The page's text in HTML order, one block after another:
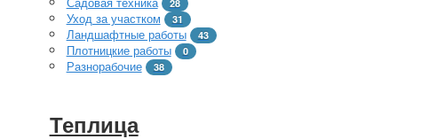
28
Уход за участком 31
Ландшафтные работы 43
Плотницкие работы 0
Разнорабочие 38
Теплица